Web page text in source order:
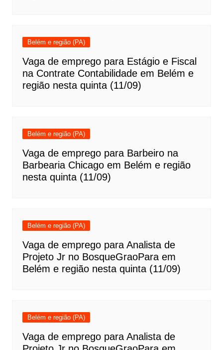
Belém e região (PA)
Vaga de emprego para Estágio e Fiscal
na Contrate Contabilidade em Belém e
região nesta quinta (11/09)
Belém e região (PA)
Vaga de emprego para Barbeiro na
Barbearia Chicago em Belém e região
nesta quinta (11/09)
Belém e região (PA)
Vaga de emprego para Analista de
Projeto Jr no BosqueGraoPara em
Belém e região nesta quinta (11/09)
Belém e região (PA)
Vaga de emprego para Analista de